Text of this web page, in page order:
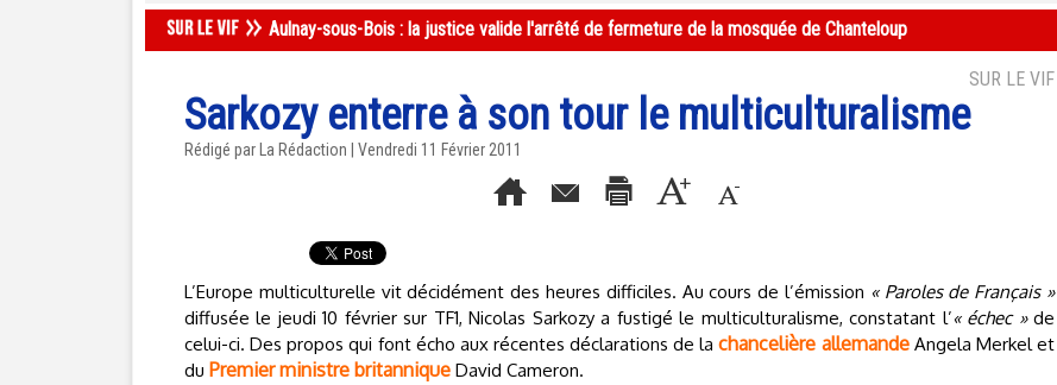
Aulnay-sous-Bois : la justice valide l'arrêté de fermeture de la mosquée de Chanteloup
SUR LE VIF
Sarkozy enterre à son tour le multiculturalisme
Rédigé par La Rédaction | Vendredi 11 Février 2011
L’Europe multiculturelle vit décidément des heures difficiles. Au cours de l’émission « Paroles de Français »
diffusée le jeudi 10 février sur TF1, Nicolas Sarkozy a fustigé le multiculturalisme, constatant l’« échec »de
celui-ci. Des propos qui font écho aux récentes déclarations de lachancelière allemandeAngela Merkel et
du Premier ministre britannique David Cameron.